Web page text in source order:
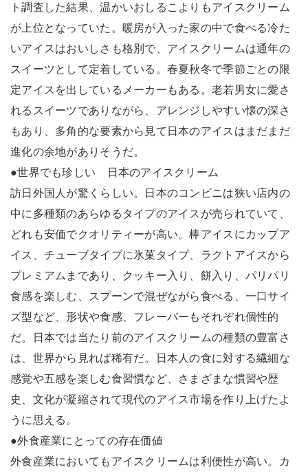
ト調査した結果、温かいおしるこよりもアイスクリーム
が上位となっていた。暖房が入った家の中で食べる冷た
いアイスはおいしさも格別で、アイスクリームは通年の
スイーツとして定着している。春夏秋冬で季節ごとの限
定アイスを出しているメーカーもある。老若男女に愛さ
れるスイーツでありながら、アレンジしやすい懐の深さ
もあり、多角的な要素から見て日本のアイスはまだまだ
進化の余地がありそうだ。
●世界でも珍しい 日本のアイスクリーム
訪日外国人が驚くらしい。日本のコンビニは狭い店内の
中に多種類のあらゆるタイプのアイスが売られていて、
どれも安価でクオリティーが高い。棒アイスにカップア
イス、チューブタイプに氷菓タイプ、ラクトアイスから
プレミアムまであり、クッキー入り、餅入り、パリパリ
食感を楽しむ、スプーンで混ぜながら食べる、一口サイ
ズ型など、形状や食感、フレーバーもそれぞれ個性的
だ。日本では当たり前のアイスクリームの種類の豊富さ
は、世界から見れば稀有だ。日本人の食に対する繊細な
感覚や五感を楽しむ食習慣など、さまざまな慣習や歴
史、文化が凝縮されて現代のアイス市場を作り上げたよ
うに思える。
●外食産業にとっての存在価値
外食産業においてもアイスクリームは利便性が高い。カ